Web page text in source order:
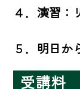
４．演習：
５．明日か
受講料